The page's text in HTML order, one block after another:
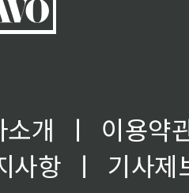
개 ㅣ
이용약
사항
ㅣ
기사제